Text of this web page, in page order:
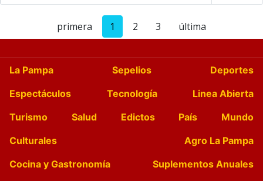
primera 1 2 3 última
La Pampa Sepelios
Deportes
Espectáculos
Tecnología
Linea Abierta
Turismo
Salud Edictos País
Mundo
Culturales
Agro La Pampa
Cocina y Gastronomía
Suplementos Anuales